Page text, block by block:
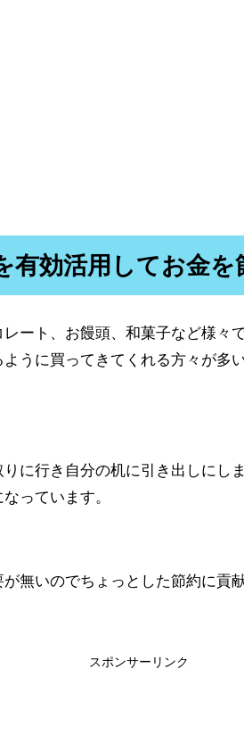
有効活用してお金を
ート、お饅頭、和菓子など様々
うに買ってきてくれる方々が多
に行き自分の机に引き出しにし
っています。
無いのでちょっとした節約に貢
スポンサーリンク